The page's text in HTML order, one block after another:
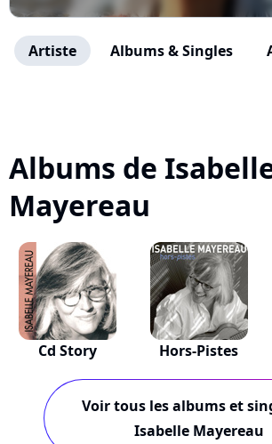
Artiste Albums & Singles
Albums de
Mayereau
Cd Story Hors-Pistes
Voir tous les albums et
Isabelle Mayereau